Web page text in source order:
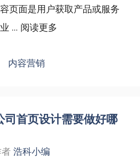
页面是用户获取产品或服务
... 阅读更多
内容营销
司首页设计需要做好哪
浩科小编